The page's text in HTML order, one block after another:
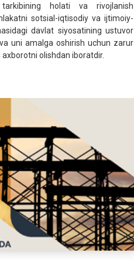
tarkibining holati va rivojlanish
sotsial-iqtisodiy va ijtimoiy-
davlat siyosatining ustuvor
uni amalga oshirish uchun zarur
axborotni olishdan iboratdir.